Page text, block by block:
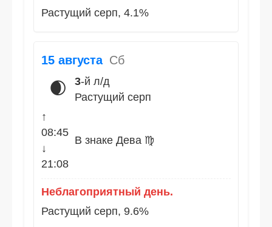
Растущий серп, 4.1%
15 августа Сб
🌒 3-й л/д
Растущий серп
↑
08:45
↓
21:08
В знаке Дева ♍
Неблагоприятный день.
Растущий серп, 9.6%